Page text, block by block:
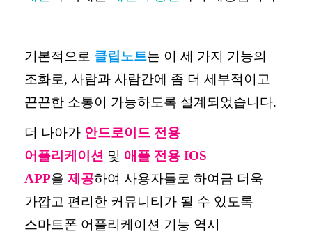
기본적으로 클립노트는 이 세 가지 기능의
조화로, 사람과 사람간에 좀 더 세부적이고
끈끈한 소통이 가능하도록 설계되었습니다.
더 나아가 안드로이드 전용
어플리케이션 및 애플 전용 IOS
APP을 제공하여 사용자들로 하여금 더욱
가깝고 편리한 커뮤니티가 될 수 있도록
스마트폰 어플리케이션 기능 역시